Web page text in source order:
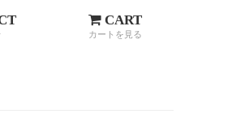
CART
カートを見る